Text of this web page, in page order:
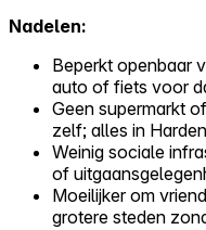
Nadelen:
Beperkt openbaar
auto of fiets voor
Geen supermarkt
zelf; alles in
Weinig sociale
of
Moeilijker om
grotere steden